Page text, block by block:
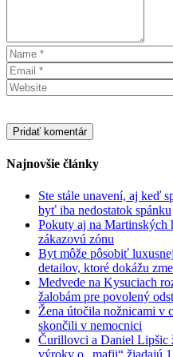
Najnovšie články
Ste stále unavení, aj keď
byť iba nedostatok spánku
Pokuty aj na Martinských
zákazovú zónu
Byt môže pôsobiť
detailov, ktoré dokážu
Medvede na Kysuciach
žalobám pre povolený
Žena útočila nožnicami v
skončili v nemocnici
Čurillovci a Daniel Lipšic
výroky o „mafii“ žiadajú